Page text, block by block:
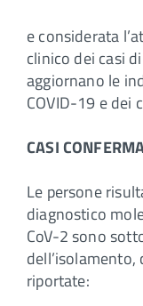
e considerata
clinico dei casi
aggiornano le
COVID-19 e dei
CASI
Le persone
diagnostico
CoV-2 sono
riportate: